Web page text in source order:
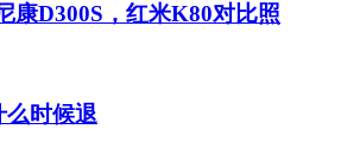
康D300S，红米K80对比照
么时候退